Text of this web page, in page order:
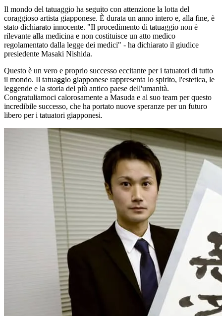
Il mondo del tatuaggio ha seguito con attenzione la lotta del
coraggioso artista giapponese. È durata un anno intero e, alla fine, è
stato dichiarato innocente. "Il procedimento di tatuaggio non è
rilevante alla medicina e non costituisce un atto medico
regolamentato dalla legge dei medici" - ha dichiarato il giudice
presiedente Masaki Nishida.
Questo è un vero e proprio successo eccitante per i tatuatori di tutto
il mondo. Il tatuaggio giapponese rappresenta lo spirito, l'estetica, le
leggende e la storia del più antico paese dell'umanità.
Congratuliamoci calorosamente a Masuda e al suo team per questo
incredibile successo, che ha portato nuove speranze per un futuro
libero per i tatuatori giapponesi.